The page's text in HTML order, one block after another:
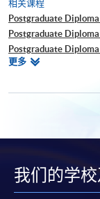
相关课程
Postgraduate
Postgraduate
Postgraduate
Certificate for Module
Certificate for Module
Certificate for Module
Certificate for
Executive Certificate
Big Data and
Visualization
更多相
我们的学